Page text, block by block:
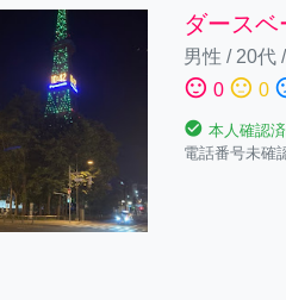
ダースベ
男性 / 20代/
sentiment_satisfied 0 sentiment_neutral 0
check_circle 本人確認
電話番号未確